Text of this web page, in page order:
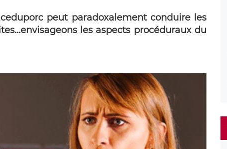
peut paradoxalement conduire les
les aspects procéduraux du